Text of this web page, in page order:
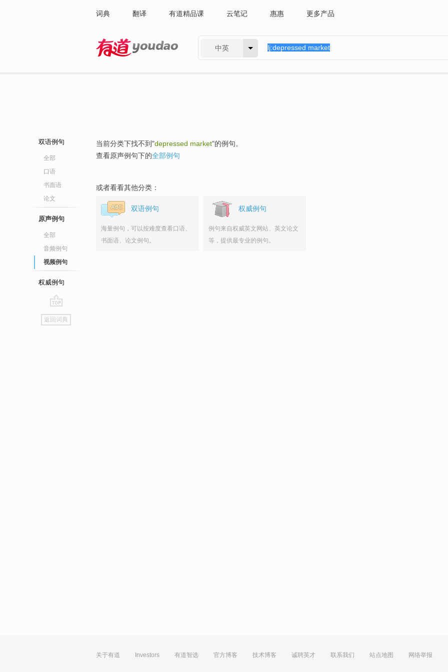
词典 翻译 有道精品课 云笔记 惠惠 更多产品
中英
双语例句
全部
口语
书面语
论文
原声例句
全部
音频例句
视频例句
权威例句
go
top
返回词典
当前分类下找不到"depressed market"的例句。
查看原声例句下的全部例句
或者看看其他分类：
双语例句
海量例句，可以按难度查看口语、
书面语、论文例句。
权威例句
例句来自权威英文网站、英文论文
等，提供最专业的例句。
关于有道 Investors 有道智选 官方博客 技术博客 诚聘英才 联系我们 站点地图 网络举报